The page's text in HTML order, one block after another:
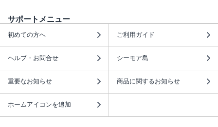
サポートメニュー
初めての方へ ご利用ガイド
ヘルプ・お問合せ シーモア島
重要なお知らせ 商品に関するお知らせ
ホームアイコンを追加